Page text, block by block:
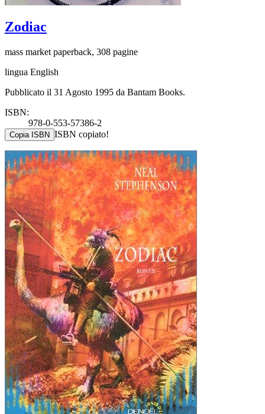
Zodiac
mass market paperback, 308 pagine
lingua English
Pubblicato il 31 Agosto 1995 da Bantam Books.
ISBN:
978-0-553-57386-2
Copia ISBN ISBN copiato!